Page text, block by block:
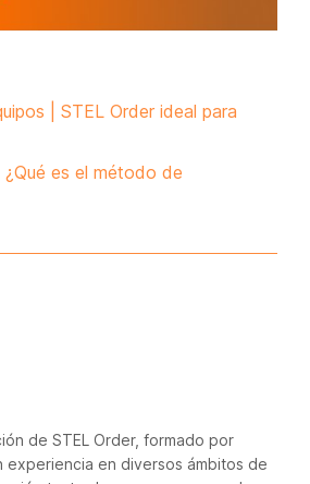
| STEL Order ideal para
es el método de
de STEL Order, formado por
experiencia en diversos ámbitos de